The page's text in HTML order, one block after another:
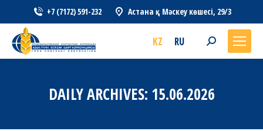
+7 (7172) 591-232 Астана қ., Мәскеу көшесі, 29/3
KZ RU Search:
DAILY ARCHIVES: 15.06.2026